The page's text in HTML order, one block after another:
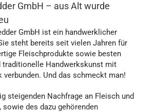
GmbH – aus Alt wurde
GmbH ist ein handwerklicher
steht bereits seit vielen Jahren für
Fleischprodukte sowie besten
traditionelle Handwerkskunst mit
verbunden. Und das schmeckt man!
steigenden Nachfrage an Fleisch und
sowie des dazu gehörenden